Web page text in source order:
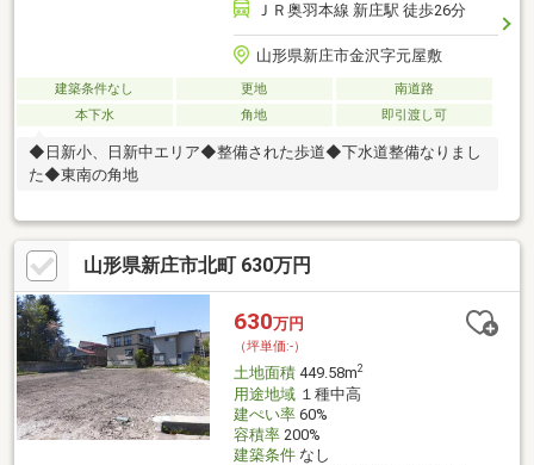
ＪＲ奥羽本線 新庄駅 徒歩26分
山形県新庄市金沢字元屋敷
建築条件なし 更地
南道路
本下水
角地 即引渡し可
◆日新小、日新中エリア◆整備された歩道◆下水道整備なりまし
た◆東南の角地
山形県新庄市北町 630万円
630万円
（坪単価:-）
土地面積449.58m2
用途地域１種中高
建ぺい率60%
容積率200%
建築条件なし